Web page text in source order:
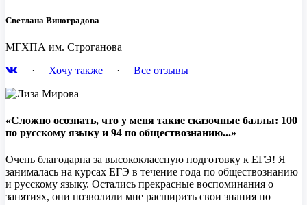
Светлана Виноградова
МГХПА им. Строганова
· Хочу также · Все отзывы
«Сложно осознать, что у меня такие сказочные баллы: 100
по русскому языку и 94 по обществознанию...»
Очень благодарна за высококлассную подготовку к ЕГЭ! Я
занималась на курсах ЕГЭ в течение года по обществознанию
и русскому языку. Остались прекрасные воспоминания о
занятиях, они позволили мне расширить свои знания по